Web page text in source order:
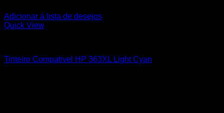
Adicionar á lista de desejos
Quick View
Tinteiro Compativel HP 363XL Light Cyan